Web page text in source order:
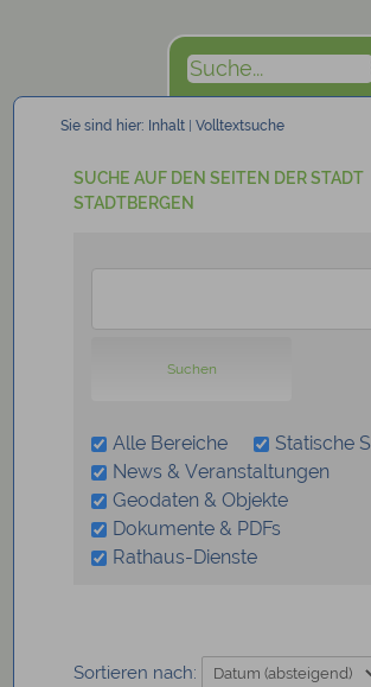
Sie sind hier: Inhalt |Volltextsuche
SUCHE AUF DEN SEITEN DER STADT
STADTBERGEN
Alle Bereiche
Statische
News & Veranstaltungen
Geodaten & Objekte
Dokumente & PDFs
Rathaus-Dienste
Sortieren nach: